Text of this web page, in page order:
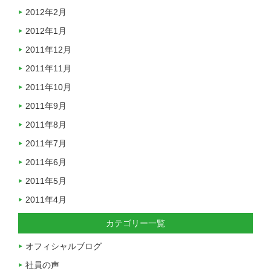
2012年2月
2012年1月
2011年12月
2011年11月
2011年10月
2011年9月
2011年8月
2011年7月
2011年6月
2011年5月
2011年4月
カテゴリー一覧
オフィシャルブログ
社員の声